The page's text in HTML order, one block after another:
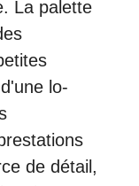
La palette
lo-
de détail,